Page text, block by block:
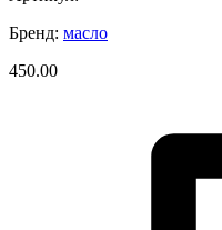
Бренд: масло
450.00